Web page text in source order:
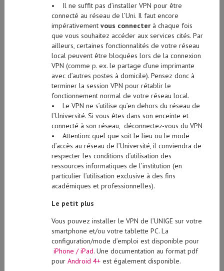
• Il ne suffit pas d’installer VPN pour être
connecté au réseau de l’Uni. Il faut encore
impérativement vous connecterà chaque fois
que vous souhaitez accéder aux services cités. Par
ailleurs, certaines fonctionnalités de votre réseau
local peuvent être bloquées lors de la connexion
VPN (comme p. ex. le partage d’une imprimante
avec d’autres postes à domicile). Pensez donc à
terminer la session VPN pour rétablir le
fonctionnement normal de votre réseau local.
• Le VPN ne s’utilise qu’en dehors du réseau de
l’Université. Si vous êtes dans son enceinte et
connecté à son réseau, déconnectez-vous du VPN
• Attention: quel que soit le lieu ou le mode
d’accès au réseau de l’Université, il conviendra de
respecter les conditions d’utilisation des
ressources informatiques de l’institution (en
particulier l’utilisation exclusive à des fins
académiques et professionnelles).
Le petit plus
Vous pouvez installer le VPN de l’UNIGE sur votre
smartphone et/ou votre tablette PC. La
configuration/mode d’emploi est disponible pour
iPhone / iPad. Une documentation au format pdf
pour Android 4+est également disponible.